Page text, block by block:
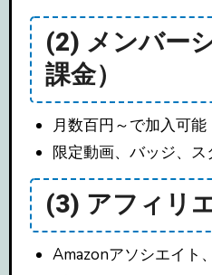
(2) メンバー
課金）
月数百円～で加入可能
限定動画、バッジ、
(3) アフィリ
Amazonアソシエイト